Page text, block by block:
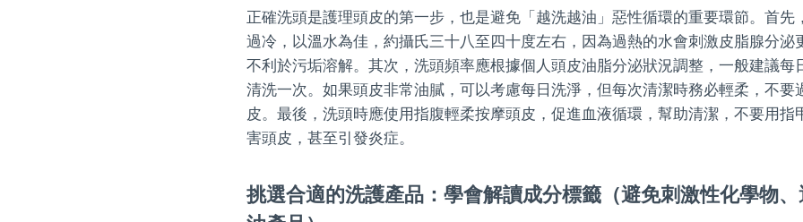
正確洗頭是護理頭皮的第一步，也是避免「越洗越油」惡性循環的重要環節。首先
過冷，以溫水為佳，約攝氏三十八至四十度左右，因為過熱的水會刺激皮脂腺分泌
不利於污垢溶解。其次，洗頭頻率應根據個人頭皮油脂分泌狀況調整，一般建議每
清洗一次。如果頭皮非常油膩，可以考慮每日洗淨，但每次清潔時務必輕柔，不要
皮。最後，洗頭時應使用指腹輕柔按摩頭皮，促進血液循環，幫助清潔，不要用指
害頭皮，甚至引發炎症。
挑選合適的洗護產品：學會解讀成分標籤（避免刺激性化學物